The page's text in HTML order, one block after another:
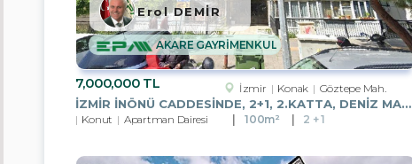
7,000,000 TL İzmir Konak Göztepe Mah.
İZMIR İNÖNÜ CADDESINDE, 2+1, 2.KATTA, DENIZ MANZARALI
Konut Apartman Dairesi 100m² 2 + 1
AKARE GAYRİMENKUL
Erol DEMİR